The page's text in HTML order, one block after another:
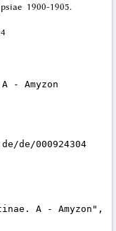
1900-1905.
- Amyzon
de/000924304
A - Amyzon",